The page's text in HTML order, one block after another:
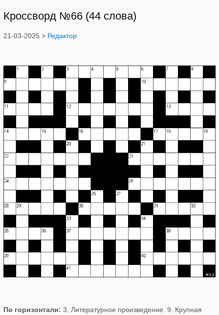
Кроссворд №66 (44 слова)
21-03-2025 > Редактор
По горизонтали: 3. Литературное произведение. 9. Крупная